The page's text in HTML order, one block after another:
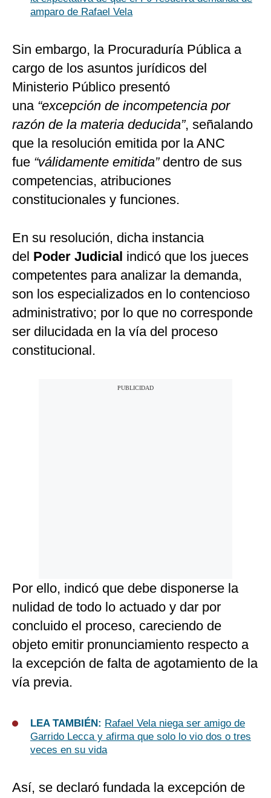
amparo de Rafael Vela
Sin embargo, la Procuraduría Pública a
cargo de los asuntos jurídicos del
Ministerio Público presentó
una “excepción de incompetencia por
razón de la materia deducida”, señalando
que la resolución emitida por la ANC
fue “válidamente emitida”dentro de sus
competencias, atribuciones
constitucionales y funciones.
En su resolución, dicha instancia
del Poder Judicial indicó que los jueces
competentes para analizar la demanda,
son los especializados en lo contencioso
administrativo; por lo que no corresponde
ser dilucidada en la vía del proceso
constitucional.
Por ello, indicó que debe disponerse la
nulidad de todo lo actuado y dar por
concluido el proceso, careciendo de
objeto emitir pronunciamiento respecto a
la excepción de falta de agotamiento de la
vía previa.
LEA TAMBIÉN: Rafael Vela niega ser amigo de
Garrido Lecca y afirma que solo lo vio dos o tres
veces en su vida
Así, se declaró fundada la excepción de